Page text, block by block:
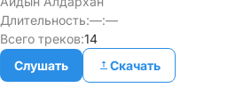
Длительность:—:—
Всего треков:14
Слушать
Скачать